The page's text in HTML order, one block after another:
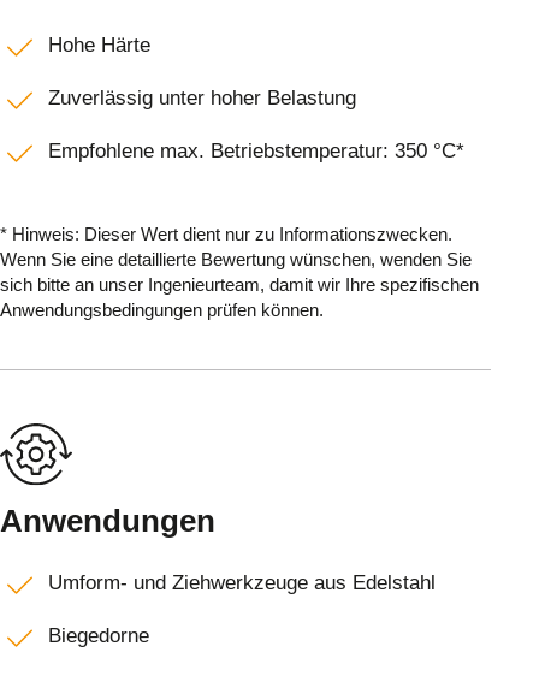
Hohe Härte
Zuverlässig unter hoher Belastung
Empfohlene max. Betriebstemperatur: 350 °C*
* Hinweis: Dieser Wert dient nur zu Informationszwecken.
Wenn Sie eine detaillierte Bewertung wünschen, wenden Sie
sich bitte an unser Ingenieurteam, damit wir Ihre spezifischen
Anwendungsbedingungen prüfen können.
Anwendungen
Umform- und Ziehwerkzeuge aus Edelstahl
Biegedorne